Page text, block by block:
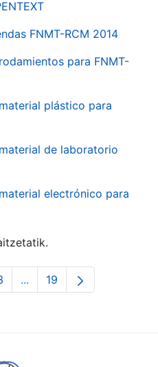
FNMT-RCM 2014
para FNMT-
plástico para
de laboratorio
electrónico para
...Intermediate Pages Use
Orrialdea
19